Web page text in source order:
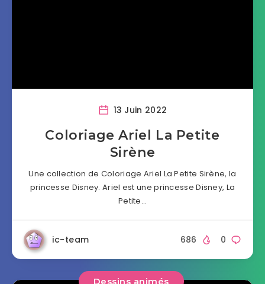
13 Juin 2022
Coloriage Ariel La Petite
Sirène
Une collection de Coloriage Ariel La Petite Sirène, la
princesse Disney. Ariel est une princesse Disney, La
Petite…
ic-team 0
686
Dessins animés